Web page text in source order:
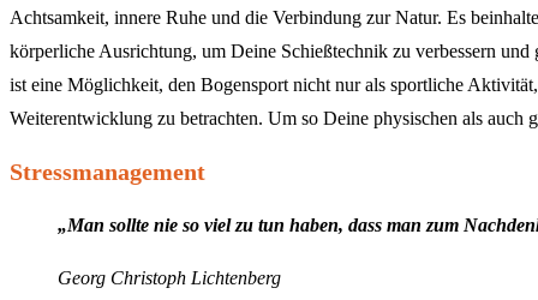
Achtsamkeit, innere Ruhe und die Verbindung zur Natur. Es
körperliche Ausrichtung, um Deine Schießtechnik zu verbessern
ist eine Möglichkeit, den Bogensport nicht nur als sportliche
Weiterentwicklung zu betrachten. Um so Deine physischen als auch
Stressmanagement
„Man sollte nie so viel zu tun haben, dass man zum
Georg Christoph Lichtenberg